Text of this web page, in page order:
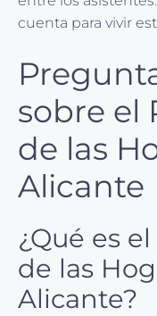
cuenta para vivir
sobre el
de las
Alicante
¿Qué es
de las
Alicante?